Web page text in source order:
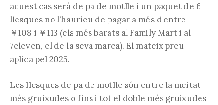
aquest cas serà de pa de motlle i un paquet de 6
llesques no l’hauríeu de pagar a més d’entre
￥108 i ￥113 (els més barats al Family Mart i al
7eleven, el de la seva marca). El mateix preu
aplica pel 2025.
Les llesques de pa de motlle són entre la meitat
més gruixudes o fins i tot el doble més gruixudes